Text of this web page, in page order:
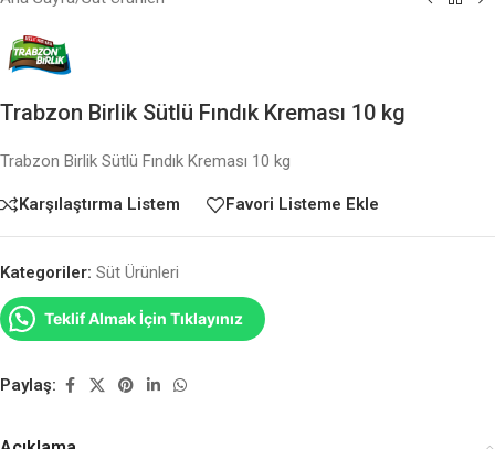
Trabzon Birlik Sütlü Fındık Kreması 10 kg
Trabzon Birlik Sütlü Fındık Kreması 10 kg
Karşılaştırma Listem Favori Listeme Ekle
Kategoriler: Süt Ürünleri
Teklif Almak İçin Tıklayınız
Paylaş: